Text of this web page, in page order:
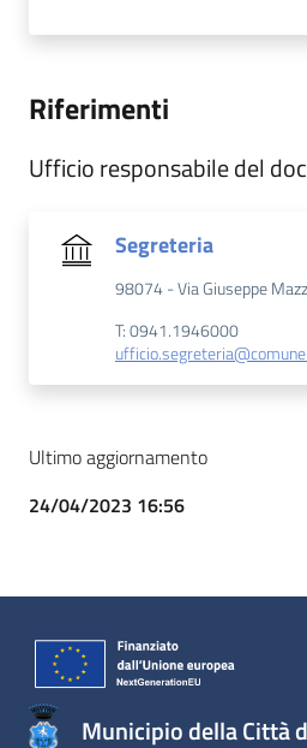
Riferimenti
Ufficio responsabile del
Segreteria
98074 - Via Giuseppe
T: 0941.1946000
Ultimo aggiornamento
24/04/2023 16:56
Municipio della Città